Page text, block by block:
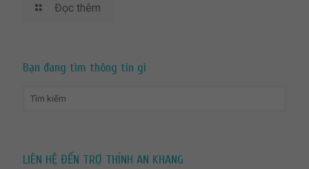
Đọc thêm
Bạn đang tìm thông tin gì
LIÊN HỆ ĐẾN TRỢ THÍNH AN KHANG